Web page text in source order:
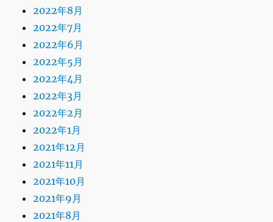
2022年8月
2022年7月
2022年6月
2022年5月
2022年4月
2022年3月
2022年2月
2022年1月
2021年12月
2021年11月
2021年10月
2021年9月
2021年8月